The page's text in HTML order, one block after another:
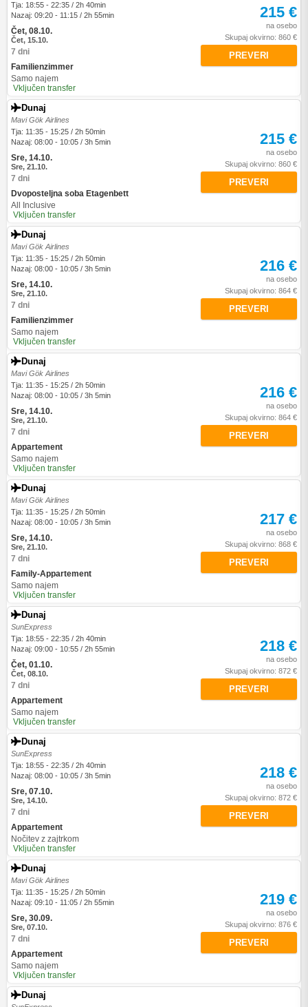
Tja: 18:55 - 22:35 / 2h 40min
Nazaj: 09:20 - 11:15 / 2h 55min
Čet, 08.10.
Čet, 15.10.
7 dni
Familienzimmer
Samo najem
Vključen transfer
215 €
na osebo
Skupaj okvirno: 860 €
PREVERI
Dunaj
Mavi Gök Airlines
Tja: 11:35 - 15:25 / 2h 50min
Nazaj: 08:00 - 10:05 / 3h 5min
Sre, 14.10.
Sre, 21.10.
7 dni
Dvoposteljna soba Etagenbett
All Inclusive
Vključen transfer
215 €
na osebo
Skupaj okvirno: 860 €
PREVERI
Dunaj
Mavi Gök Airlines
Tja: 11:35 - 15:25 / 2h 50min
Nazaj: 08:00 - 10:05 / 3h 5min
Sre, 14.10.
Sre, 21.10.
7 dni
Familienzimmer
Samo najem
Vključen transfer
216 €
na osebo
Skupaj okvirno: 864 €
PREVERI
Dunaj
Mavi Gök Airlines
Tja: 11:35 - 15:25 / 2h 50min
Nazaj: 08:00 - 10:05 / 3h 5min
Sre, 14.10.
Sre, 21.10.
7 dni
Appartement
Samo najem
Vključen transfer
216 €
na osebo
Skupaj okvirno: 864 €
PREVERI
Dunaj
Mavi Gök Airlines
Tja: 11:35 - 15:25 / 2h 50min
Nazaj: 08:00 - 10:05 / 3h 5min
Sre, 14.10.
Sre, 21.10.
7 dni
Family-Appartement
Samo najem
Vključen transfer
217 €
na osebo
Skupaj okvirno: 868 €
PREVERI
Dunaj
SunExpress
Tja: 18:55 - 22:35 / 2h 40min
Nazaj: 09:00 - 10:55 / 2h 55min
Čet, 01.10.
Čet, 08.10.
7 dni
Appartement
Samo najem
Vključen transfer
218 €
na osebo
Skupaj okvirno: 872 €
PREVERI
Dunaj
SunExpress
Tja: 18:55 - 22:35 / 2h 40min
Nazaj: 08:00 - 10:05 / 3h 5min
Sre, 07.10.
Sre, 14.10.
7 dni
Appartement
Nočitev z zajtrkom
Vključen transfer
218 €
na osebo
Skupaj okvirno: 872 €
PREVERI
Dunaj
Mavi Gök Airlines
Tja: 11:35 - 15:25 / 2h 50min
Nazaj: 09:10 - 11:05 / 2h 55min
Sre, 30.09.
Sre, 07.10.
7 dni
Appartement
Samo najem
Vključen transfer
219 €
na osebo
Skupaj okvirno: 876 €
PREVERI
Dunaj